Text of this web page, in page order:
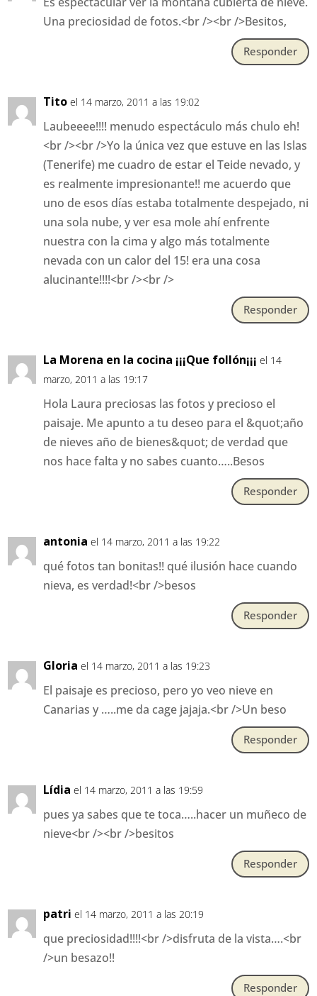
Una preciosidad de fotos.<br /><br />Besitos,
Responder
Tito el 14 marzo, 2011 a las 19:02
Laubeeee!!!! menudo espectáculo más chulo eh!
<br /><br />Yo la única vez que estuve en las Islas
(Tenerife) me cuadro de estar el Teide nevado, y
es realmente impresionante!! me acuerdo que
uno de esos días estaba totalmente despejado, ni
una sola nube, y ver esa mole ahí enfrente
nuestra con la cima y algo más totalmente
nevada con un calor del 15! era una cosa
alucinante!!!!<br /><br />
Responder
La Morena en la cocina ¡¡¡Que follón¡¡¡ el 14
marzo, 2011 a las 19:17
Hola Laura preciosas las fotos y precioso el
paisaje. Me apunto a tu deseo para el &quot;año
de nieves año de bienes&quot; de verdad que
nos hace falta y no sabes cuanto…..Besos
Responder
antonia el 14 marzo, 2011 a las 19:22
qué fotos tan bonitas!! qué ilusión hace cuando
nieva, es verdad!<br />besos
Responder
Gloria el 14 marzo, 2011 a las 19:23
El paisaje es precioso, pero yo veo nieve en
Canarias y …..me da cage jajaja.<br />Un beso
Responder
Lídia el 14 marzo, 2011 a las 19:59
pues ya sabes que te toca…..hacer un muñeco de
nieve<br /><br />besitos
Responder
patri el 14 marzo, 2011 a las 20:19
que preciosidad!!!!<br />disfruta de la vista….<br
/>un besazo!!
Responder